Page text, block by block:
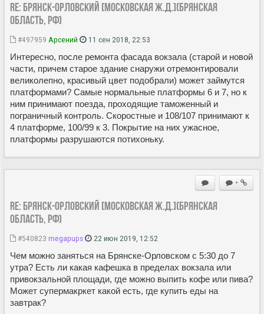
Re: Брянск-Орловский [Московская ж.д.](Брянская
область, РФ)
#497959 Арсений 11 сен 2018, 22:53
Интересно, после ремонта фасада вокзала (старой и новой
части, причем старое здание снаружи отремонтировали
великолепно, красивый цвет подобрали) может займутся
платформами? Самые нормальные платформы 6 и 7, но к
ним принимают поезда, проходящие таможенный и
пограничный контроль. Скоростные и 108/107 принимают к
4 платформе, 100/99 к 3. Покрытие на них ужасное,
платформы разрушаются потихоньку.
+
Re: Брянск-Орловский [Московская ж.д.](Брянская
область, РФ)
#540823 megapups 22 июн 2019, 12:52
Чем можно заняться на Брянске-Орловском с 5:30 до 7
утра? Есть ли какая кафешка в пределах вокзала или
привокзальной площади, где можно выпить кофе или пива?
Может супермакркет какой есть, где купить еды на
завтрак?